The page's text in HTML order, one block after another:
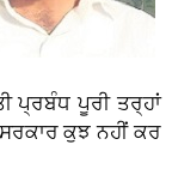
ਪ੍ਰਬੰਧ ਪੂਰੀ ਤਰ੍ਹਾਂ
ਕੁਝ ਨਹੀਂ ਕਰ